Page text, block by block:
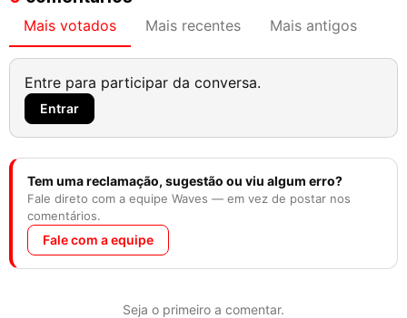
Mais votados Mais recentes Mais antigos
Entre para participar da conversa.
Entrar
Tem uma reclamação, sugestão ou viu algum erro?
Fale direto com a equipe Waves — em vez de postar nos
comentários.
Fale com a equipe
Seja o primeiro a comentar.